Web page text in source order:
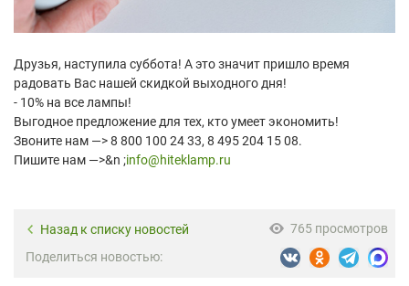
Друзья, наступила суббота! А это значит пришло время
радовать Вас нашей скидкой выходного дня!
- 10% на все лампы!
Выгодное предложение для тех, кто умеет экономить!
Звоните нам —> 8 800 100 24 33, 8 495 204 15 08.
Пишите нам —>&n ;info@hiteklamp.ru
Назад к списку новостей
765 просмотров
Поделиться новостью: